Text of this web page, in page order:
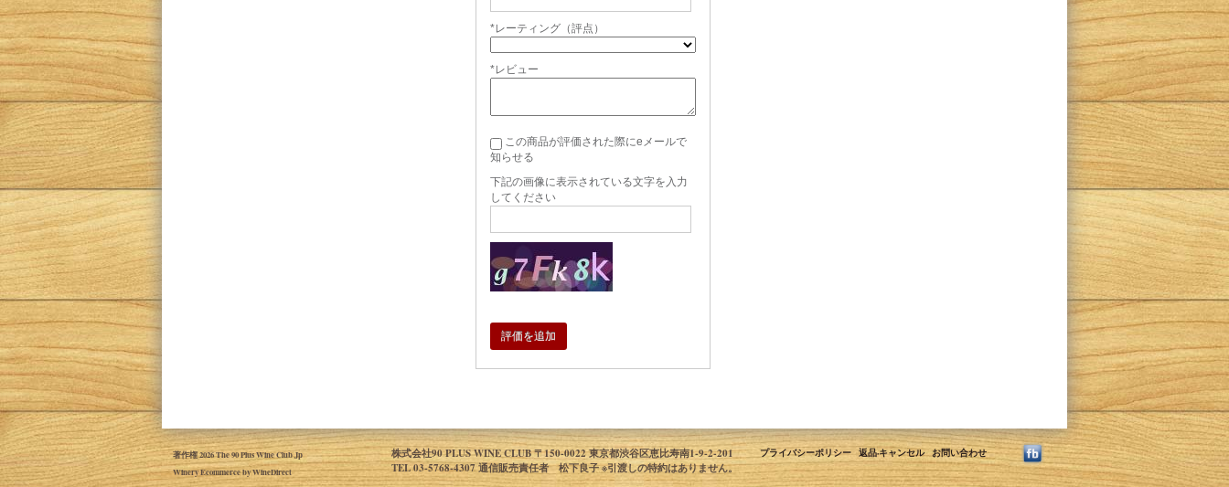
*レーティング（評点）
*レビュー
知らせる
下記の画像に表示されている文字を入力
してください
評価を追加
プライバシーポリシー 返品·キャンセル お問い合わせ
株式会社90 PLUS WINE CLUB 〒150-0022 東京都渋谷区恵比寿南1-9-2-201
TEL 03-5768-4307 通信販売責任者 松下良子 ※引渡しの特約はありません。
著作権 2026 The 90 Plus Wine Club Jp
Winery Ecommerce by WineDirect